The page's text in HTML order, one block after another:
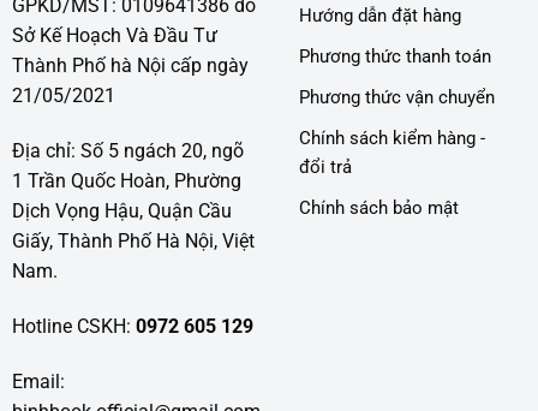
GPKD/MST: 0109641386 do
Sở Kế Hoạch Và Đầu Tư
Thành Phố hà Nội cấp ngày
21/05/2021
Địa chỉ: Số 5 ngách 20, ngõ
1 Trần Quốc Hoàn, Phường
Dịch Vọng Hậu, Quận Cầu
Giấy, Thành Phố Hà Nội, Việt
Nam.
Hotline CSKH: 0972 605 129
Email:
Hướng dẫn đặt hàng
Phương thức thanh toán
Phương thức vận chuyển
Chính sách kiểm hàng -
đổi trả
Chính sách bảo mật